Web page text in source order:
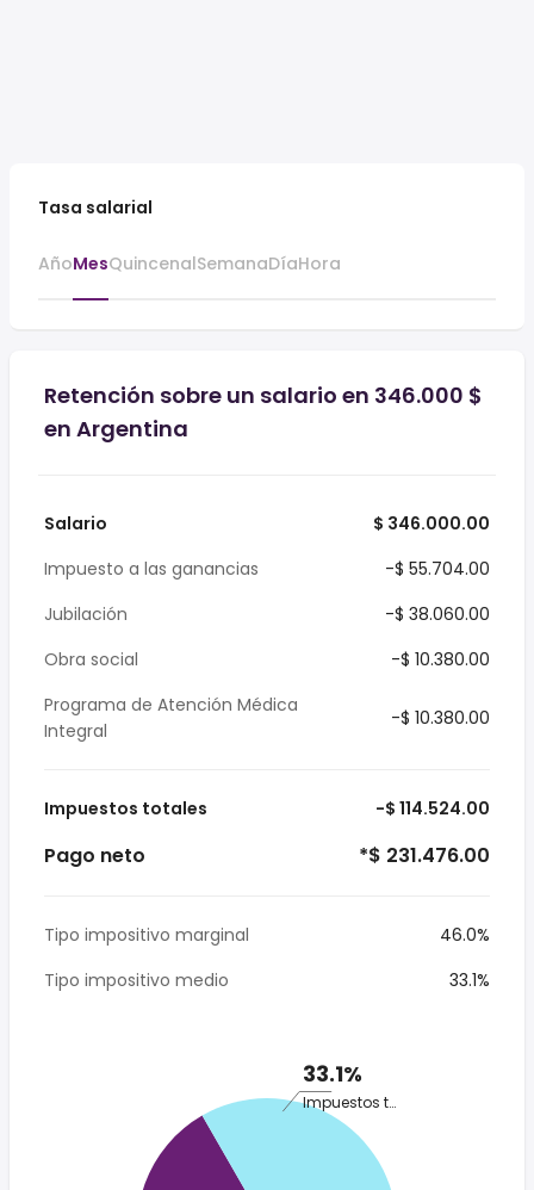
Tasa salarial
AñoMesQuincenalSemanaDíaHora
Retención sobre un salario en 346.000 $
en Argentina
Salario
$ 346.000.00
Impuesto a las ganancias
-$ 55.704.00
Jubilación
-$ 38.060.00
Obra social
-$ 10.380.00
Programa de Atención Médica
Integral
-$ 10.380.00
Impuestos totales -$ 114.524.00
Pago neto *$ 231.476.00
Tipo impositivo marginal
46.0%
Tipo impositivo medio
33.1%
33.1%
Impuestos totales